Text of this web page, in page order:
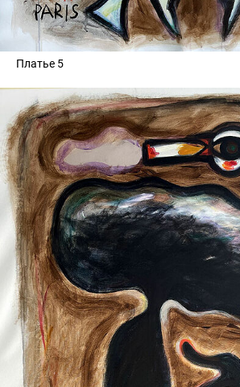
Платье 5